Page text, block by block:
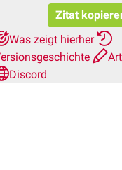
Zitat
Was zeigt hierher
Discord